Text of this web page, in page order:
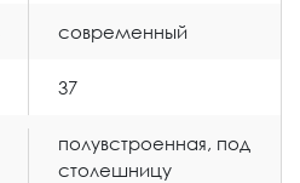
современный
37
полувстроенная, под
столешницу